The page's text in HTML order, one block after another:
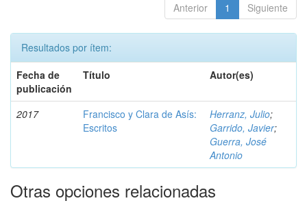
Anterior 1 Siguiente
Resultados por ítem:
Fecha de
publicación
Título Autor(es)
2017
Francisco y Clara de Asís:
Escritos
Herranz, Julio;
Garrido, Javier;
Guerra, José
Antonio
Otras opciones relacionadas